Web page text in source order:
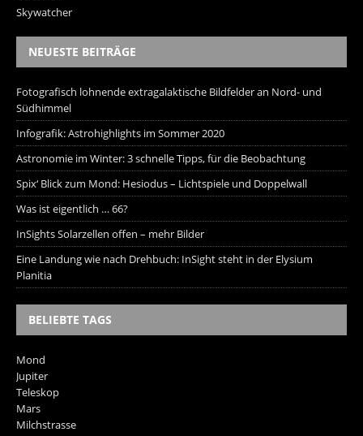
Skywatcher
NEUESTE BEITRÄGE
Fotografisch lohnende extragalaktische Bildfelder an Nord- und
Südhimmel
Infografik: Astrohighlights im Sommer 2020
Astronomie im Winter: 3 schnelle Tipps, für die Beobachtung
Spix‘ Blick zum Mond: Hesiodus – Lichtspiele und Doppelwall
Was ist eigentlich … 66?
InSights Solarzellen offen – mehr Bilder
Eine Landung wie nach Drehbuch: InSight steht in der Elysium
Planitia
BELIEBTE TAGS
Mond
Jupiter
Teleskop
Mars
Milchstrasse